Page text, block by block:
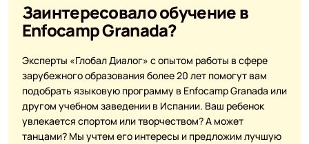
Заинтересовало обучение в
Enfocamp Granada?
Эксперты «Глобал Диалог» с опытом работы в сфере
зарубежного образования более 20 лет помогут вам
подобрать языковую программу в Enfocamp Granada или
другом учебном заведении в Испании. Ваш ребенок
увлекается спортом или творчеством? А может
танцами? Мы учтем его интересы и предложим лучшую